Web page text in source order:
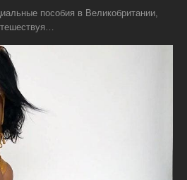
пособия в Великобритании,